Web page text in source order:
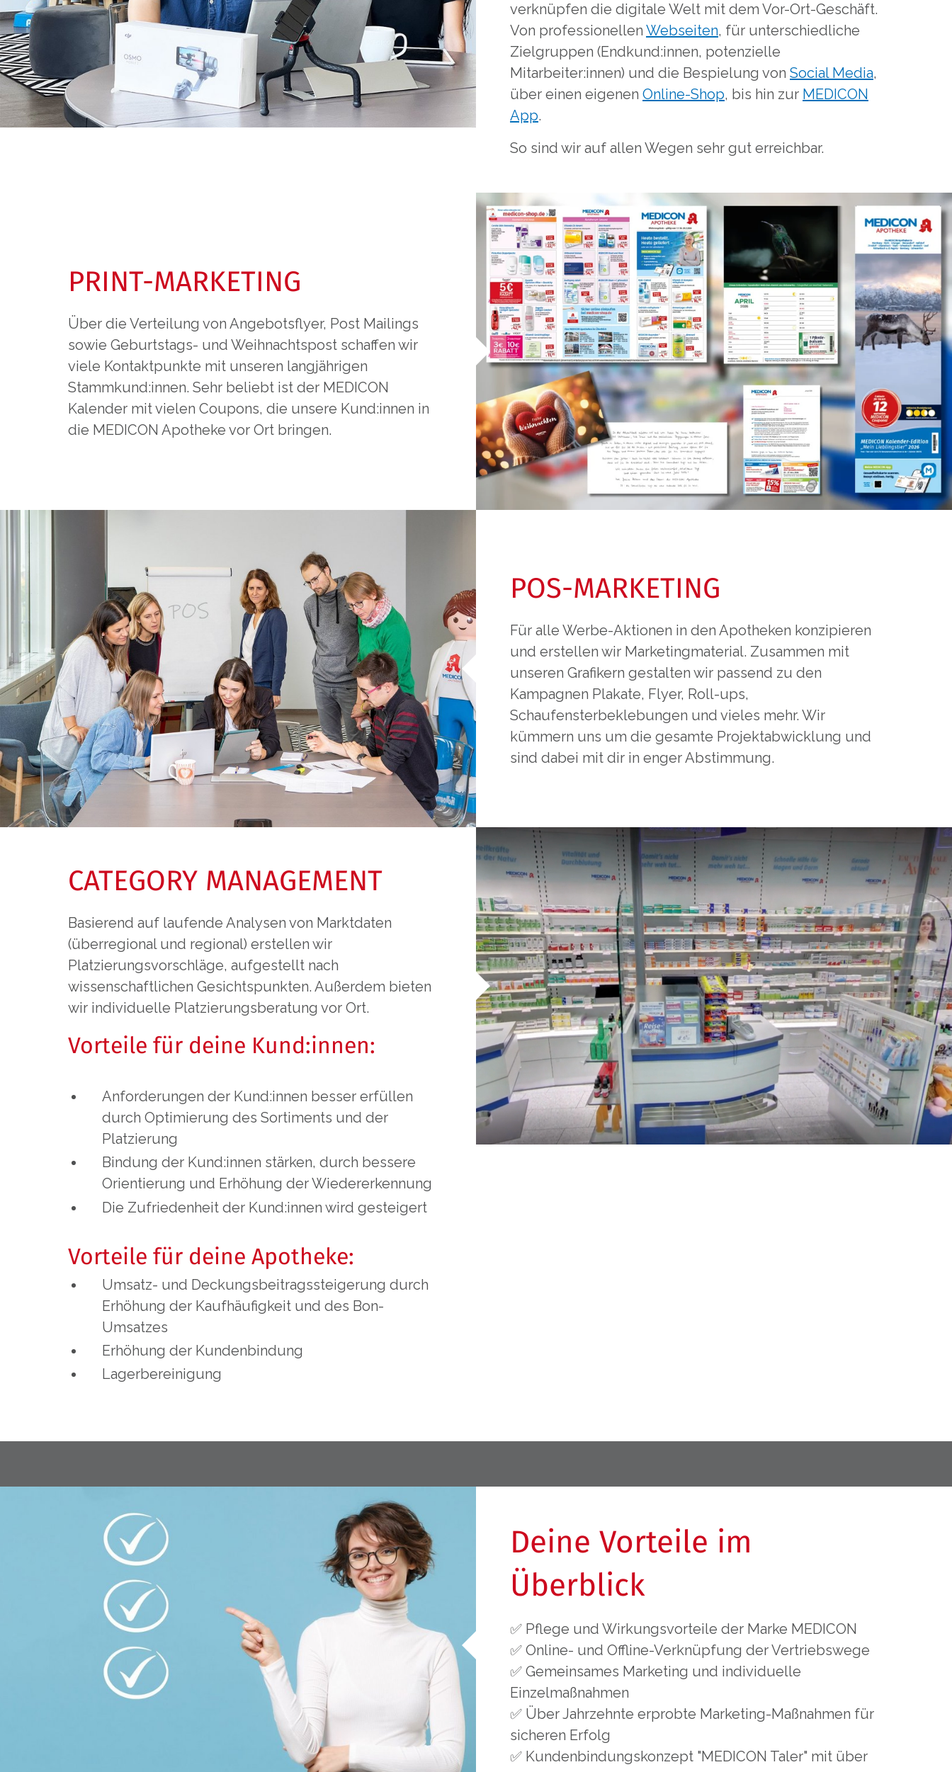
verknüpfen die digitale Welt mit dem Vor-Ort-Geschäft.
Von professionellen Webseiten, für unterschiedliche
Zielgruppen (Endkund:innen, potenzielle
Mitarbeiter:innen) und die Bespielung von Social Media,
über einen eigenen Online-Shop, bis hin zur MEDICON
App.
So sind wir auf allen Wegen sehr gut erreichbar.
PRINT-MARKETING
Über die Verteilung von Angebotsflyer, Post Mailings
sowie Geburtstags- und Weihnachtspost schaffen wir
viele Kontaktpunkte mit unseren langjährigen
Stammkund:innen. Sehr beliebt ist der MEDICON
Kalender mit vielen Coupons, die unsere Kund:innen in
die MEDICON Apotheke vor Ort bringen.
POS-MARKETING
Für alle Werbe-Aktionen in den Apotheken konzipieren
und erstellen wir Marketingmaterial. Zusammen mit
unseren Grafikern gestalten wir passend zu den
Kampagnen Plakate, Flyer, Roll-ups,
Schaufensterbeklebungen und vieles mehr. Wir
kümmern uns um die gesamte Projektabwicklung und
sind dabei mit dir in enger Abstimmung.
CATEGORY MANAGEMENT
Basierend auf laufende Analysen von Marktdaten
(überregional und regional) erstellen wir
Platzierungsvorschläge, aufgestellt nach
wissenschaftlichen Gesichtspunkten. Außerdem bieten
wir individuelle Platzierungsberatung vor Ort.
Vorteile für deine Kund:innen:
Anforderungen der Kund:innen besser erfüllen
durch Optimierung des Sortiments und der
Platzierung
Bindung der Kund:innen stärken, durch bessere
Orientierung und Erhöhung der Wiedererkennung
Die Zufriedenheit der Kund:innen wird gesteigert
Vorteile für deine Apotheke:
Umsatz- und Deckungsbeitragssteigerung durch
Erhöhung der Kaufhäufigkeit und des Bon-
Umsatzes
Erhöhung der Kundenbindung
Lagerbereinigung
Deine Vorteile im
Überblick
✅ Pflege und Wirkungsvorteile der Marke MEDICON
✅ Online- und Offline-Verknüpfung der Vertriebswege
✅ Gemeinsames Marketing und individuelle
Einzelmaßnahmen
✅ Über Jahrzehnte erprobte Marketing-Maßnahmen für
sicheren Erfolg
✅ Kundenbindungskonzept "MEDICON Taler" mit über